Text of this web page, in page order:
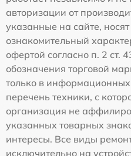
авторизации от
указанные на сайте,
ознакомительный
офертой согласно п. 2 ст.
обозначения торговой
только в
перечень техники, с
организация не
указанных товарных
интересы. Все виды
исключительно на